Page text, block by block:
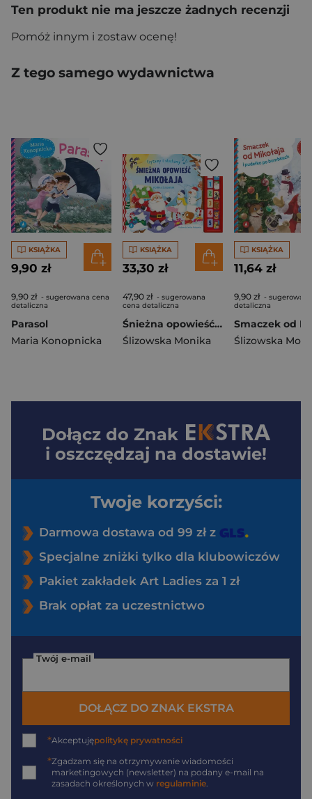
Ten produkt nie ma jeszcze żadnych recenzji
Pomóż innym i zostaw ocenę!
Z tego samego wydawnictwa
KSIĄŻKA
9,90 zł
9,90 zł - sugerowana cena
detaliczna
Parasol
Maria Konopnicka
KSIĄŻKA
33,30 zł
47,90 zł - sugerowana
cena detaliczna
Śnieżna opowieść Mikołaja. Czytamy i słuchamy
Ślizowska Monika
KSIĄŻKA
11,64 zł
9,90 zł -
detaliczna
Ślizowska
Dołącz do Znak
i oszczędzaj na dostawie!
Twoje korzyści:
Darmowa dostawa od 99 zł z
Specjalne zniżki tylko dla klubowiczów
Pakiet zakładek Art Ladies za 1 zł
Brak opłat za uczestnictwo
Twój e-mail
DOŁĄCZ DO ZNAK EKSTRA
*Akceptujępolitykę prywatności
*Zgadzam się na otrzymywanie wiadomości
marketingowych (newsletter) na podany e-mail na
zasadach określonych w regulaminie.